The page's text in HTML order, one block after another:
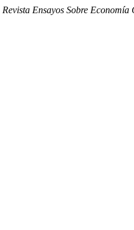
Revista Ensayos Sobre Economía